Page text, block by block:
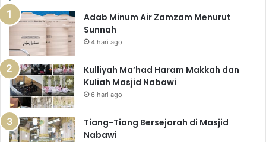
Adab Minum Air Zamzam Menurut
Sunnah
4 hari ago
Kulliyah Ma’had Haram Makkah dan
Kuliah Masjid Nabawi
6 hari ago
Tiang-Tiang Bersejarah di Masjid
Nabawi